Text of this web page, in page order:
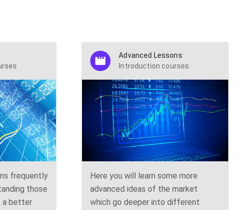
frequently
those
a better
Advanced Lessons
Introduction courses
Here you will learn some more
advanced ideas of the market
which go deeper into different